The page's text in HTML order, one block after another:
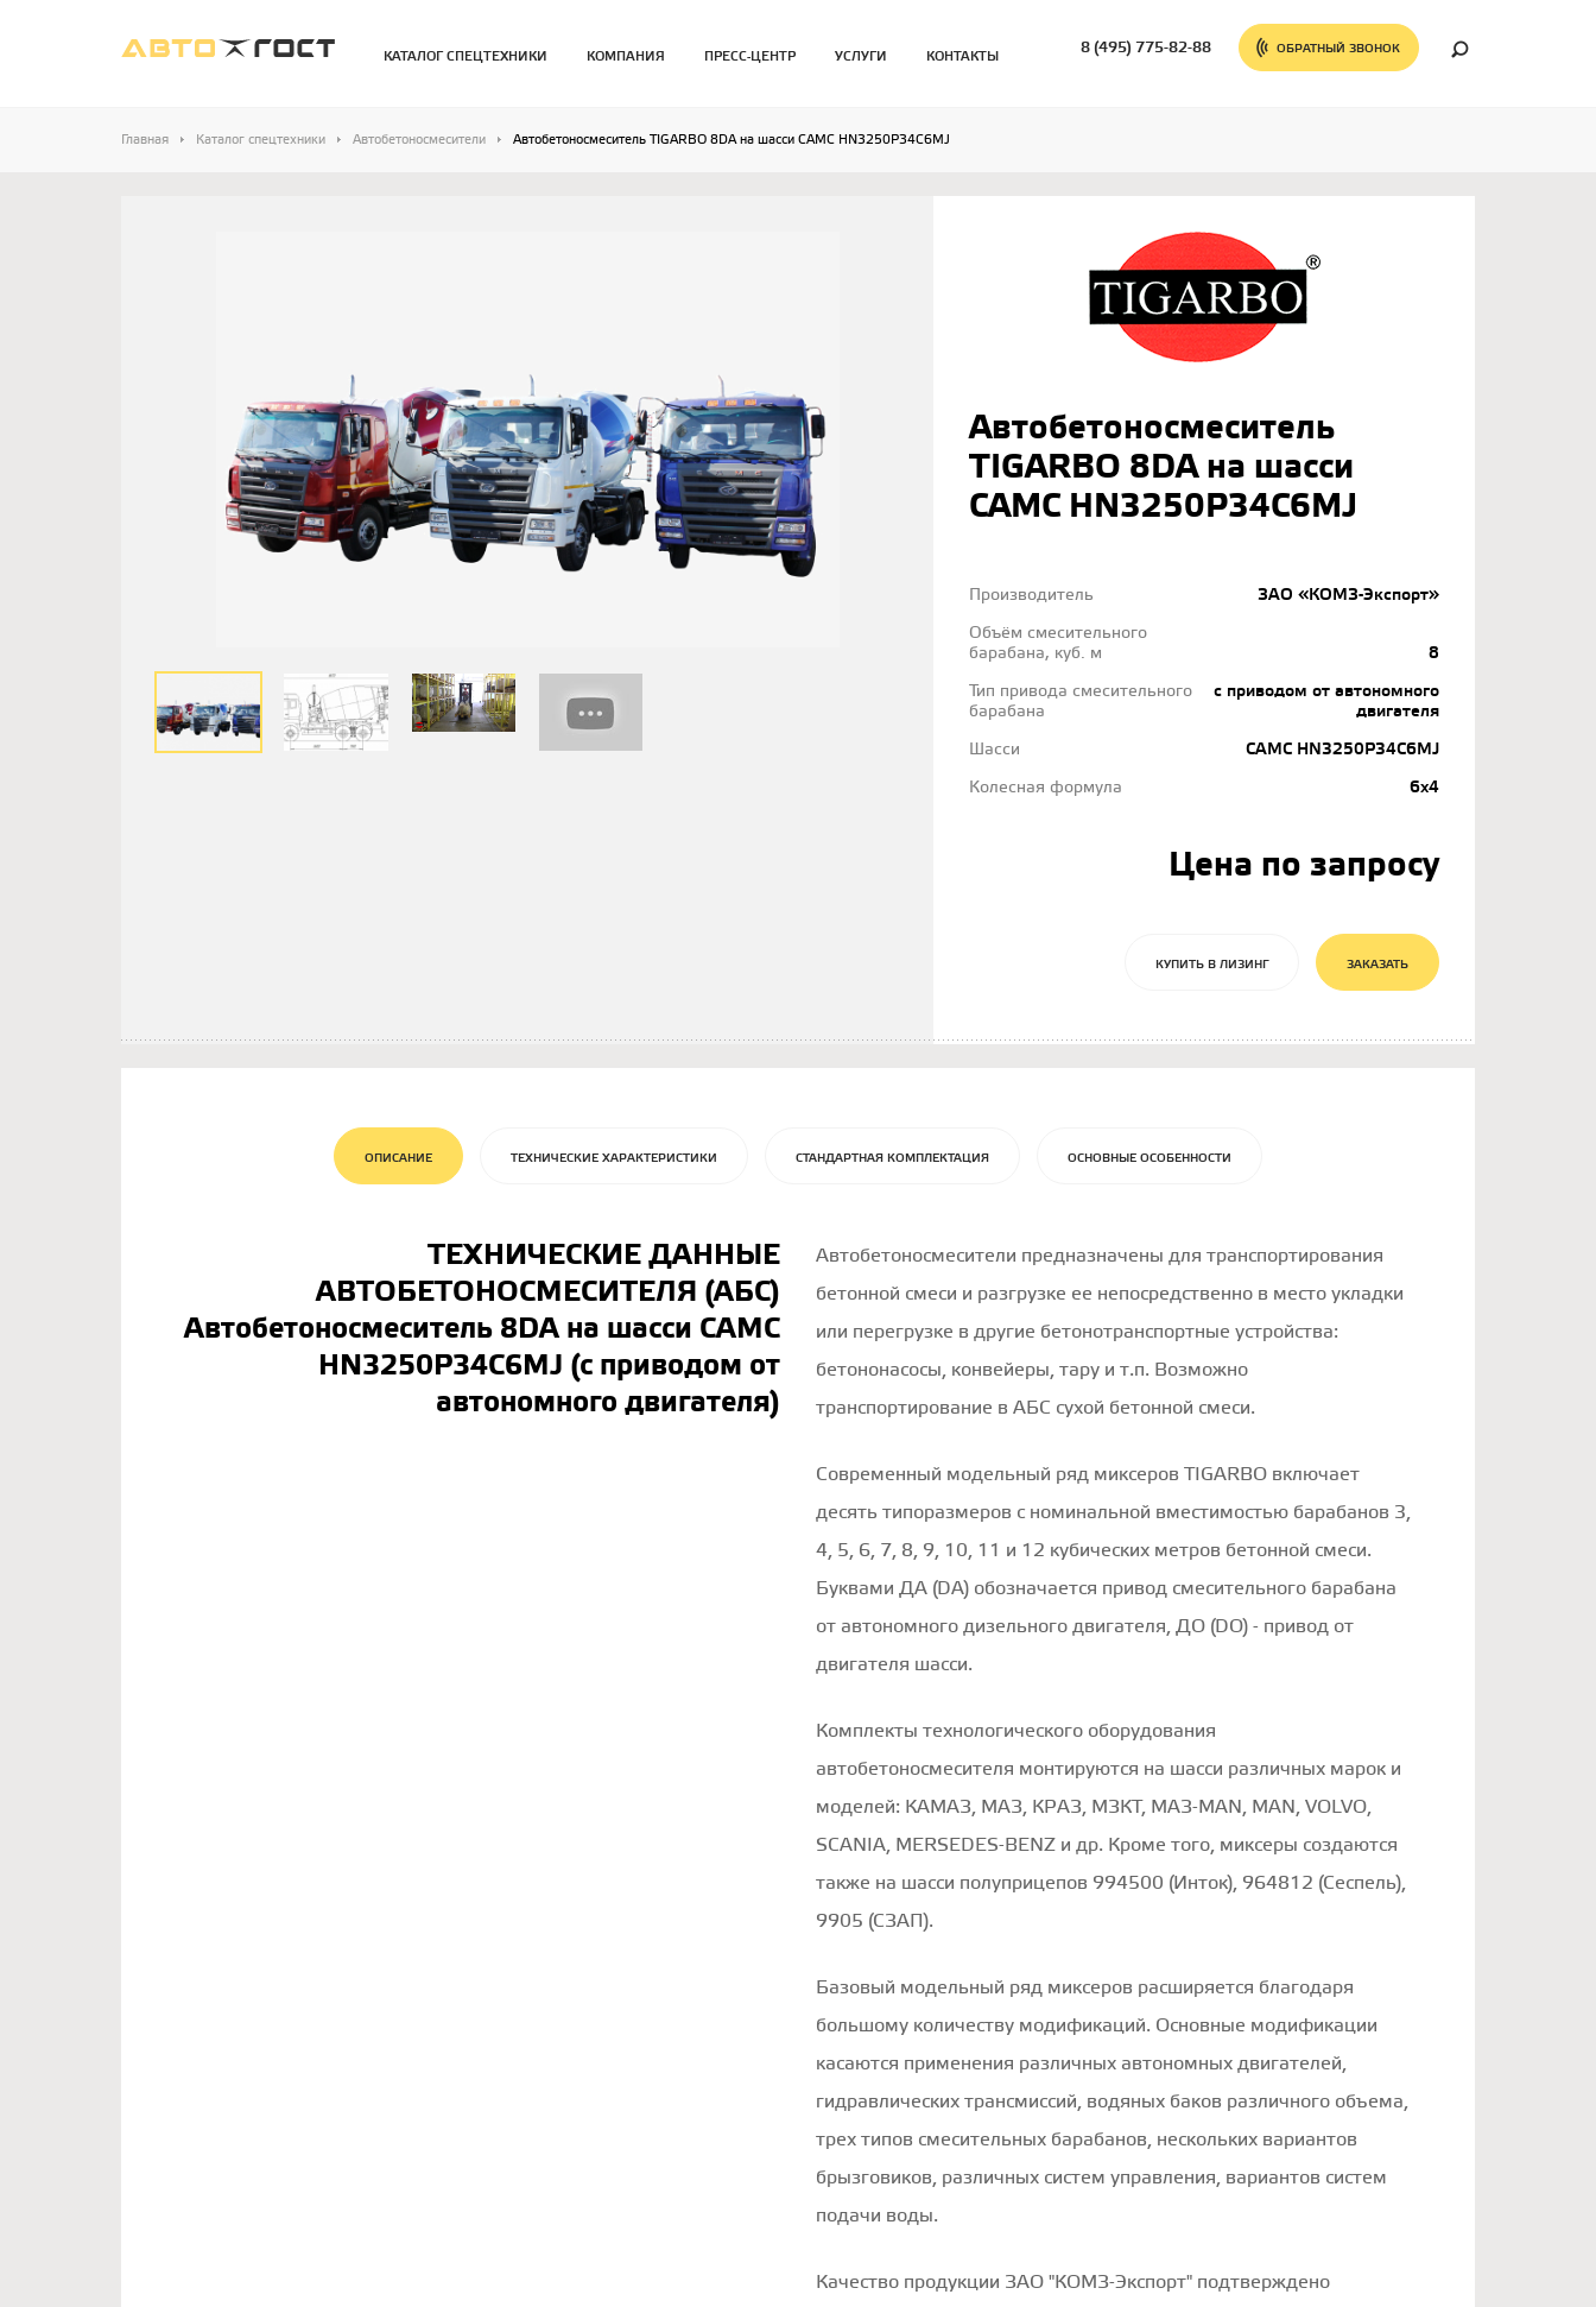
КАТАЛОГ СПЕЦТЕХНИКИ КОМПАНИЯ ПРЕСС-ЦЕНТР УСЛУГИ КОНТАКТЫ 8 (495) 775-82-88 ОБРАТНЫЙ ЗВОНОК
Главная Каталог спецтехники Автобетоносмесители Автобетоносмеситель TIGARBO 8DA на шасси CAMC HN3250P34C6MJ
Автобетоносмеситель
TIGARBO 8DA на шасси
CAMC HN3250P34C6MJ
Производитель
ЗАО «КОМЗ-Экспорт»
Объём смесительного
барабана, куб. м
8
Тип привода смесительного
барабана
с приводом от автономного
двигателя
Шасси
CAMC HN3250P34C6MJ
Колесная формула
6х4
Цена по запросу
КУПИТЬ В ЛИЗИНГ ЗАКАЗАТЬ
ОПИСАНИЕ ТЕХНИЧЕСКИЕ ХАРАКТЕРИСТИКИ СТАНДАРТНАЯ КОМПЛЕКТАЦИЯ ОСНОВНЫЕ ОСОБЕННОСТИ
ТЕХНИЧЕСКИЕ ДАННЫЕ
АВТОБЕТОНОСМЕСИТЕЛЯ (АБС)
Автобетоносмеситель 8DA на шасси CAMC
HN3250P34C6MJ (с приводом от
автономного двигателя)
Автобетоносмесители предназначены для транспортирования
бетонной смеси и разгрузке ее непосредственно в место укладки
или перегрузке в другие бетонотранспортные устройства:
бетононасосы, конвейеры, тару и т.п. Возможно
транспортирование в АБС сухой бетонной смеси.
Современный модельный ряд миксеров TIGARBO включает
десять типоразмеров с номинальной вместимостью барабанов 3,
4, 5, 6, 7, 8, 9, 10, 11 и 12 кубических метров бетонной смеси.
Буквами ДА (DA) обозначается привод смесительного барабана
от автономного дизельного двигателя, ДО (DO) - привод от
двигателя шасси.
Комплекты технологического оборудования
автобетоносмесителя монтируются на шасси различных марок и
моделей: КАМАЗ, МАЗ, КРАЗ, МЗКТ, МАЗ-MAN, MAN, VOLVO,
SCANIA, MERSEDES-BENZ и др. Кроме того, миксеры создаются
также на шасси полуприцепов 994500 (Инток), 964812 (Сеспель),
9905 (СЗАП).
Базовый модельный ряд миксеров расширяется благодаря
большому количеству модификаций. Основные модификации
касаются применения различных автономных двигателей,
гидравлических трансмиссий, водяных баков различного объема,
трех типов смесительных барабанов, нескольких вариантов
брызговиков, различных систем управления, вариантов систем
подачи воды.
Качество продукции ЗАО "КОМЗ-Экспорт" подтверждено